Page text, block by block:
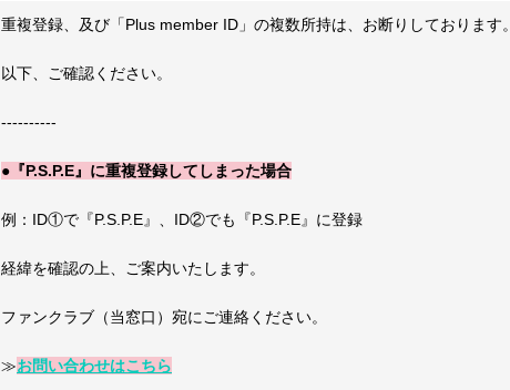
重複登録、及び「Plus member ID」の複数所持は、お断りしております。
以下、ご確認ください。
----------
●『P.S.P.E』に重複登録してしまった場合
例：ID①で『P.S.P.E』、ID②でも『P.S.P.E』に登録
経緯を確認の上、ご案内いたします。
ファンクラブ（当窓口）宛にご連絡ください。
≫お問い合わせはこちら